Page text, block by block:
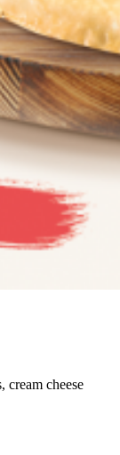
cream cheese